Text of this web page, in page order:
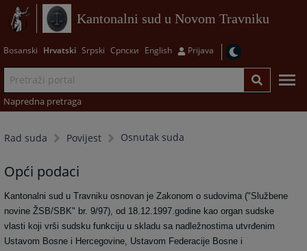
Kantonalni sud u Novom Travniku
Bosanski Hrvatski Srpski Српски English Prijava
Napredna pretraga
Rad suda Povijest Osnutak suda
Opći podaci
Kantonalni sud u Travniku osnovan je Zakonom o sudovima ("Službene
novine ŽSB/SBK" br. 9/97), od 18.12.1997.godine kao organ sudske
vlasti koji vrši sudsku funkciju u skladu sa nadležnostima utvrđenim
Ustavom Bosne i Hercegovine, Ustavom Federacije Bosne i